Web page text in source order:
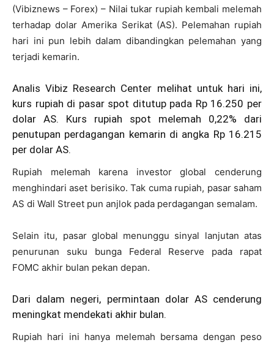
(Vibiznews – Forex) – Nilai tukar rupiah kembali melemah
terhadap dolar Amerika Serikat (AS). Pelemahan rupiah
hari ini pun lebih dalam dibandingkan pelemahan yang
terjadi kemarin.
Analis Vibiz Research Center melihat untuk hari ini,
kurs rupiah di pasar spot ditutup pada Rp 16.250 per
dolar AS. Kurs rupiah spot melemah 0,22% dari
penutupan perdagangan kemarin di angka Rp 16.215
per dolar AS.
Rupiah melemah karena investor global cenderung
menghindari aset berisiko. Tak cuma rupiah, pasar saham
AS di Wall Street pun anjlok pada perdagangan semalam.
Selain itu, pasar global menunggu sinyal lanjutan atas
penurunan suku bunga Federal Reserve pada rapat
FOMC akhir bulan pekan depan.
Dari dalam negeri, permintaan dolar AS cenderung
meningkat mendekati akhir bulan.
Rupiah hari ini hanya melemah bersama dengan peso